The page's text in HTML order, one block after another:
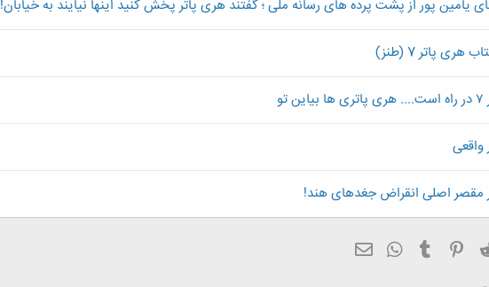
یامین پور از پشت پرده های رسانه ملی ؛ گفتند هری پاتر پخش کنید اینها نیایند به خیابان!
پاتر 7 (طنز)
واقعی
مقصر اصلی انقراض جغدهای هند!
Reddit
Pinterest
Tumblr
WhatsApp